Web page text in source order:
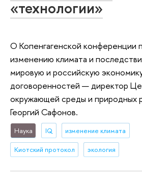
«технологии»
О Копенгагенской конференции
изменению климата и
мировую и российскую
договоренностей — директор
окружающей среды и природных
Георгий Сафонов.
Наука IQ изменение климата
Киотский протокол экология